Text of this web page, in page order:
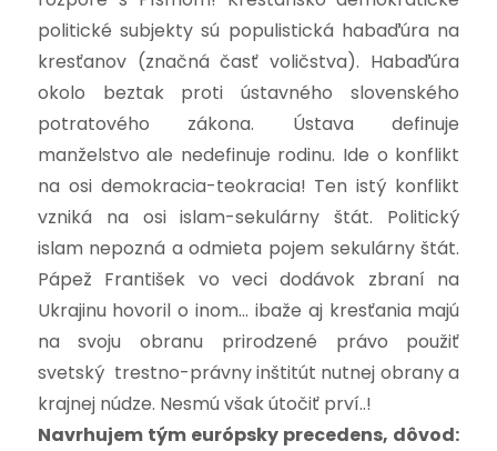
politické subjekty sú populistická habaďúra na
kresťanov (značná časť voličstva). Habaďúra
okolo beztak proti ústavného slovenského
potratového zákona. Ústava definuje
manželstvo ale nedefinuje rodinu. Ide o konflikt
na osi demokracia-teokracia! Ten istý konflikt
vzniká na osi islam-sekulárny štát. Politický
islam nepozná a odmieta pojem sekulárny štát.
Pápež František vo veci dodávok zbraní na
Ukrajinu hovoril o inom… ibaže aj kresťania majú
na svoju obranu prirodzené právo použiť
svetský trestno-právny inštitút nutnej obrany a
krajnej núdze. Nesmú však útočiť prví..!
Navrhujem tým európsky precedens, dôvod: